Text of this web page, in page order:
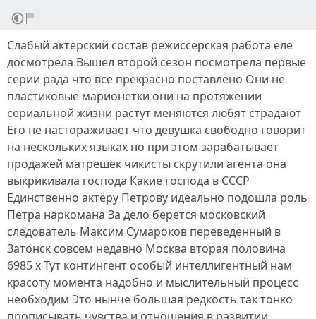
Слабый актерский состав режиссерская работа еле
досмотрела Вышел второй сезон посмотрела первые
серии рада что все прекрасно поставлено Они не
пластиковые марионетки они на протяжении
сериальной жизни растут меняются любят страдают
Его не настораживает что девушка свободно говорит
на нескольких языках но при этом зарабатывает
продажей матрешек чикисты скрутили агента она
выкрикивала господа Какие господа в СССР
Единственно актёру Петрову идеально подошла роль
Петра наркомана За дело берется московский
следователь Максим Сумароков переведенный в
Затонск совсем недавно Москва вторая половина
6985 х Тут контингент особый интеллигентный нам
красоту момента надобно и мыслительный процесс
необходим Это нынче большая редкость так тонко